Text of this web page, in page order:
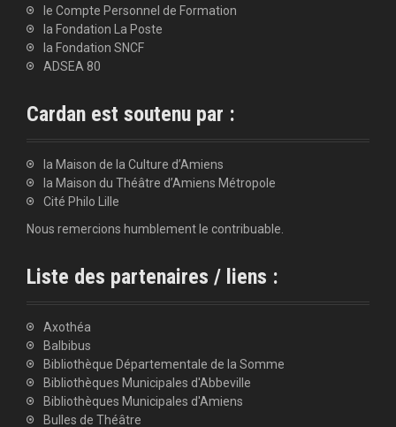
le Compte Personnel de Formation
la Fondation La Poste
la Fondation SNCF
ADSEA 80
Cardan est soutenu par :
la Maison de la Culture d’Amiens
la Maison du Théâtre d’Amiens Métropole
Cité Philo Lille
Nous remercions humblement le contribuable.
Liste des partenaires / liens :
Axothéa
Balbibus
Bibliothèque Départementale de la Somme
Bibliothèques Municipales d'Abbeville
Bibliothèques Municipales d'Amiens
Bulles de Théâtre